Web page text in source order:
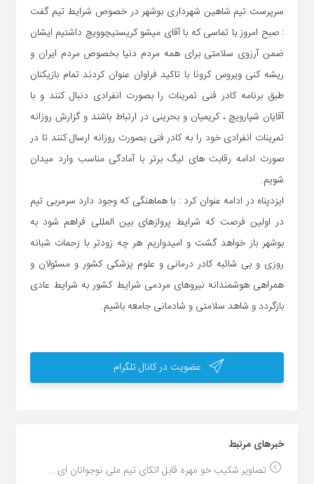
سرپرست تیم شاهین شهرداری بوشهر در خصوص شرایط تیم گفت
: صبح امروز با تماسی که با آقای میشو کریستیچوویچ داشتیم ایشان
ضمن آرزوی سلامتی برای همه مردم دنیا بخصوص مردم ایران و
ریشه کنی ویروس کرونا با تاکید فراوان عنوان کردند تمام بازیکنان
طبق برنامه کادر فنی تمرینات را بصورت انفرادی دنبال کنند و با
آقایان شپارویچ ، کریمیان و بحرینی در ارتباط باشند و گزارش روزانه
تمرینات انفرادی خود را به کادر فنی بصورت روزانه ارسال کنند تا در
صورت ادامه رقابت های لیگ برتر با آمادگی مناسب وارد میدان
شویم.
ایزدپناه در ادامه عنوان کرد : با هماهنگی که وجود دارد سرمربی تیم
در اولین فرصت که شرایط پروازهای بین المللی فراهم شود به
بوشهر باز خواهد گشت و امیدواریم هر چه زودتر با زحمات شبانه
روزی و بی شائبه کادر درمانی و علوم پزشکی کشور و مسئولان و
همراهی هوشمندانه نیروهای مردمی شرایط کشور به شرایط عادی
بازگردد و شاهد سلامتی و شادمانی جامعه باشیم.
عضویت در کانال تلگرام
خبر‌های مرتبط
تصاویر:شکیب خو مهره قابل اتکای تیم ملی نوجوانان ای...